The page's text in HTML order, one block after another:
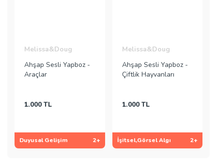
Melissa&Doug
Ahşap Sesli Yapboz -
Araçlar
1.000 TL
Duyusal Gelişim 2+
Melissa&Doug
Ahşap Sesli Yapboz -
Çiftlik Hayvanları
1.000 TL
İşitsel,Görsel Algı 2+